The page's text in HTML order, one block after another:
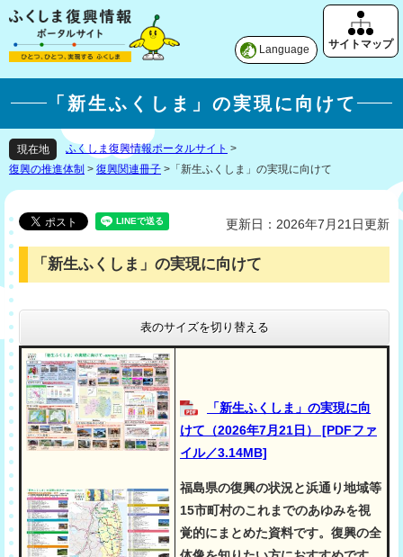
Language
「新生ふくしま」の実現に向けて
現在地 ふくしま復興情報ポータルサイト >
復興の推進体制 > 復興関連冊子 > 「新生ふくしま」の実現に向けて
更新日：2026年7月21日更新
「新生ふくしま」の実現に向けて
表のサイズを切り替える
「新生ふくしま」の実現に向
けて（2026年7月21日） [PDFファ
イル／3.14MB]
福島県の復興の状況と浜通り地域等
15市町村のこれまでのあゆみを視
覚的にまとめた資料です。復興の全